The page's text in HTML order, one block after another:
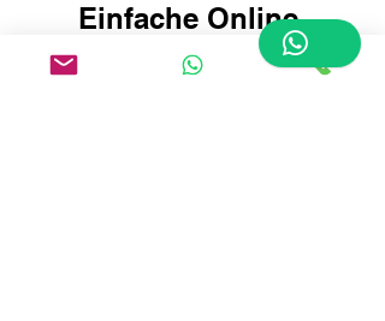
Einfache Online-
Buchung für das